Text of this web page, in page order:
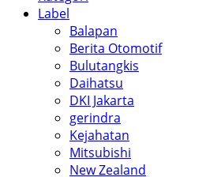
Label
Balapan
Berita Otomotif
Bulutangkis
Daihatsu
DKI Jakarta
gerindra
Kejahatan
Mitsubishi
New Zealand